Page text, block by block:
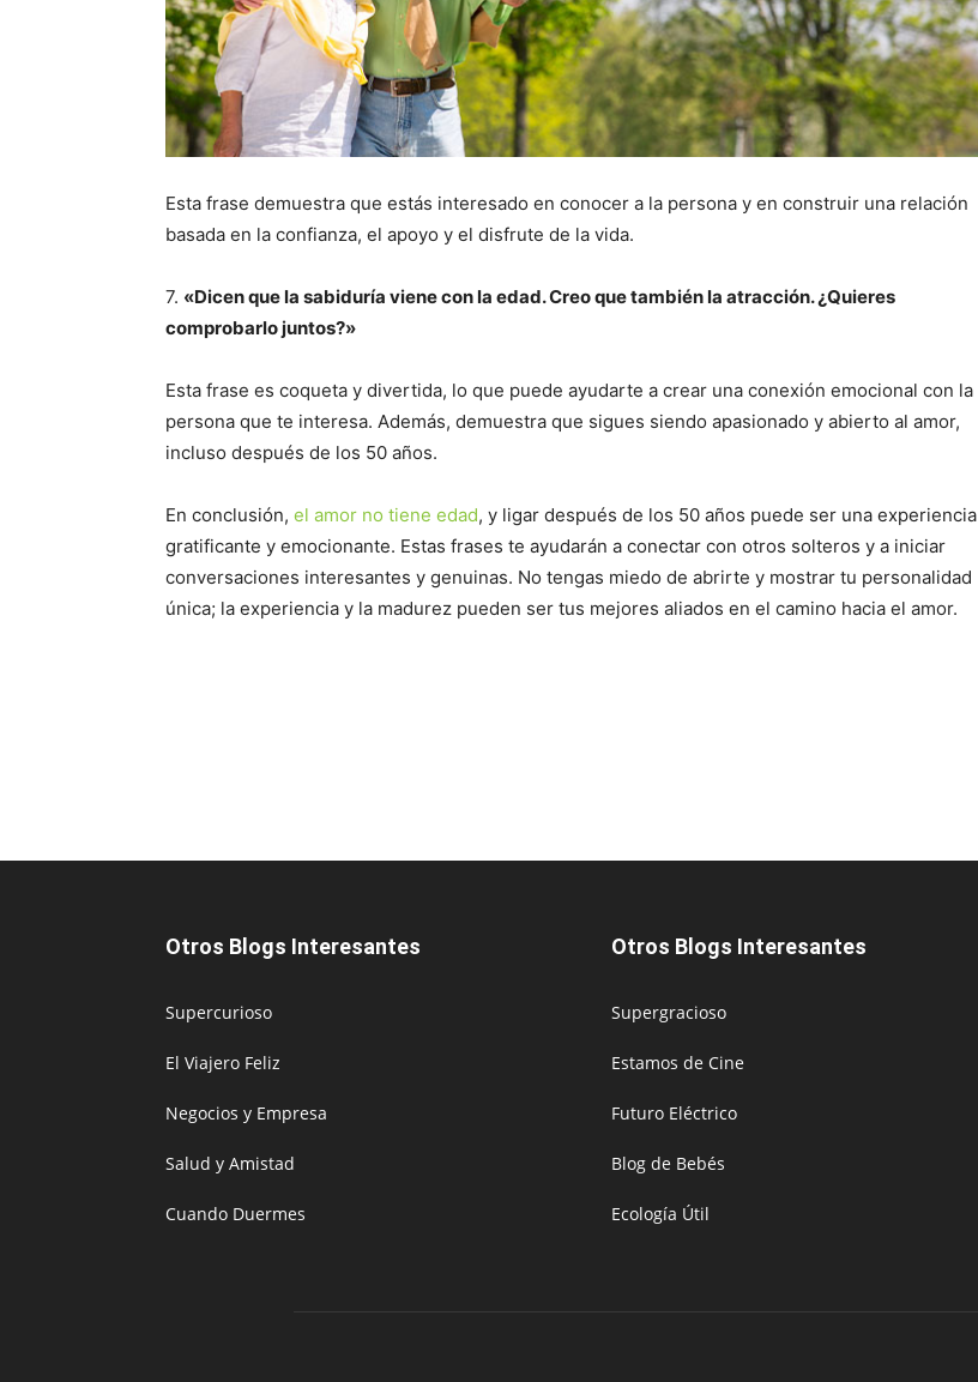
Esta frase demuestra que estás interesado en conocer a la persona y en construir una relación
basada en la confianza, el apoyo y el disfrute de la vida.
7. «Dicen que la sabiduría viene con la edad. Creo que también la atracción. ¿Quieres
comprobarlo juntos?»
Esta frase es coqueta y divertida, lo que puede ayudarte a crear una conexión emocional con la
persona que te interesa. Además, demuestra que sigues siendo apasionado y abierto al amor,
incluso después de los 50 años.
En conclusión, el amor no tiene edad, y ligar después de los 50 años puede ser una experiencia
gratificante y emocionante. Estas frases te ayudarán a conectar con otros solteros y a iniciar
conversaciones interesantes y genuinas. No tengas miedo de abrirte y mostrar tu personalidad
única; la experiencia y la madurez pueden ser tus mejores aliados en el camino hacia el amor.
Otros Blogs Interesantes
Supercurioso
El Viajero Feliz
Negocios y Empresa
Salud y Amistad
Cuando Duermes
Otros Blogs Interesantes
Supergracioso
Estamos de Cine
Futuro Eléctrico
Blog de Bebés
Ecología Útil